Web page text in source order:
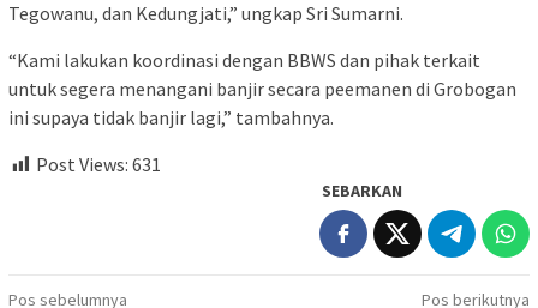
Tegowanu, dan Kedungjati,” ungkap Sri Sumarni.
“Kami lakukan koordinasi dengan BBWS dan pihak terkait
untuk segera menangani banjir secara peemanen di Grobogan
ini supaya tidak banjir lagi,” tambahnya.
Post Views: 631
SEBARKAN
Pos sebelumnya
Pos berikutnya